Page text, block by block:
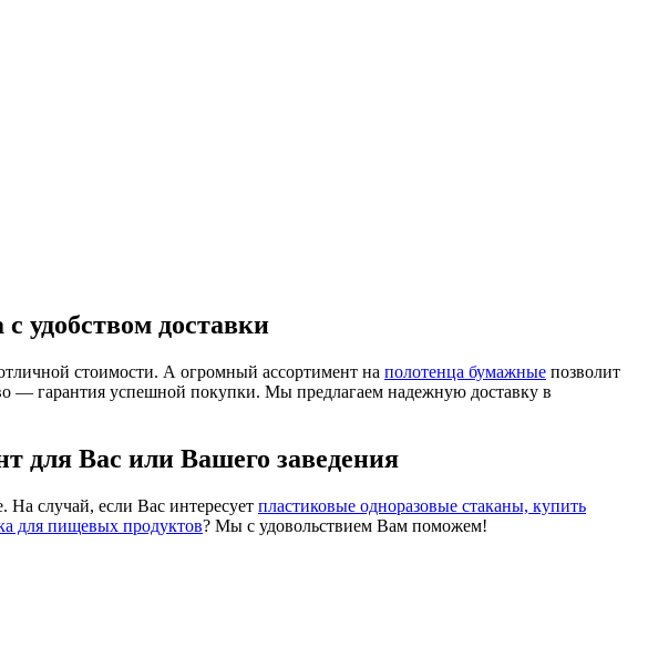
удобством доставки
стоимости. А огромный ассортимент на полотенца бумажные позволит
— гарантия успешной покупки. Мы предлагаем надежную доставку в
для Вас или Вашего заведения
На случай, если Вас интересует пластиковые одноразовые стаканы, купить
для пищевых продуктов? Мы с удовольствием Вам поможем!